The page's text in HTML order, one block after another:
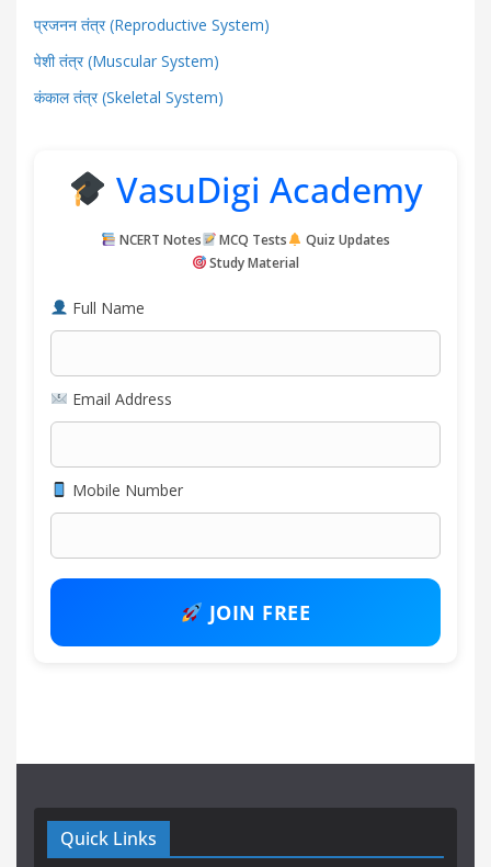
प्रजनन तंत्र (Reproductive System)
पेशी तंत्र (Muscular System)
कंकाल तंत्र (Skeletal System)
VasuDigi Academy
NCERT Notes MCQ Tests
Quiz Updates
Study Material
Full Name
Email Address
Mobile Number
JOIN FREE
Quick Links